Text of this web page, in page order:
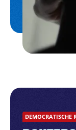
DEMOCRATISCHE